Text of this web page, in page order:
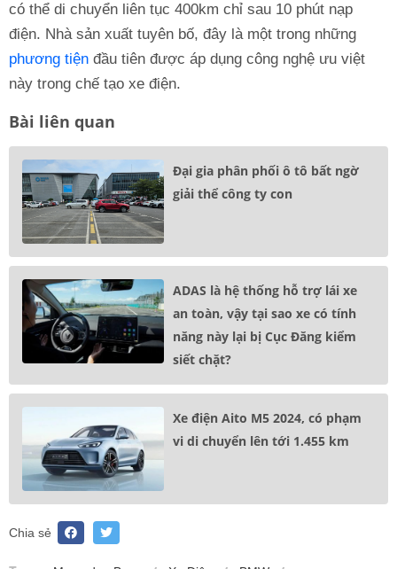
có thể di chuyển liên tục 400km chỉ sau 10 phút nạp
điện. Nhà sản xuất tuyên bố, đây là một trong những
phương tiện đầu tiên được áp dụng công nghệ ưu việt
này trong chế tạo xe điện.
Bài liên quan
Đại gia phân phối ô tô bất ngờ
giải thể công ty con
ADAS là hệ thống hỗ trợ lái xe
an toàn, vậy tại sao xe có tính
năng này lại bị Cục Đăng kiểm
siết chặt?
Xe điện Aito M5 2024, có phạm
vi di chuyển lên tới 1.455 km
Chia sẻ